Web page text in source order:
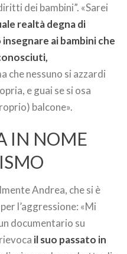
dei bambini”. «Sarei
realtà degna di
ai bambini che
che nessuno si azzardi
e guai se si osa
balcone».
IN NOME
Andrea, che si è
l’aggressione: «Mi
documentario su
il suo passato in